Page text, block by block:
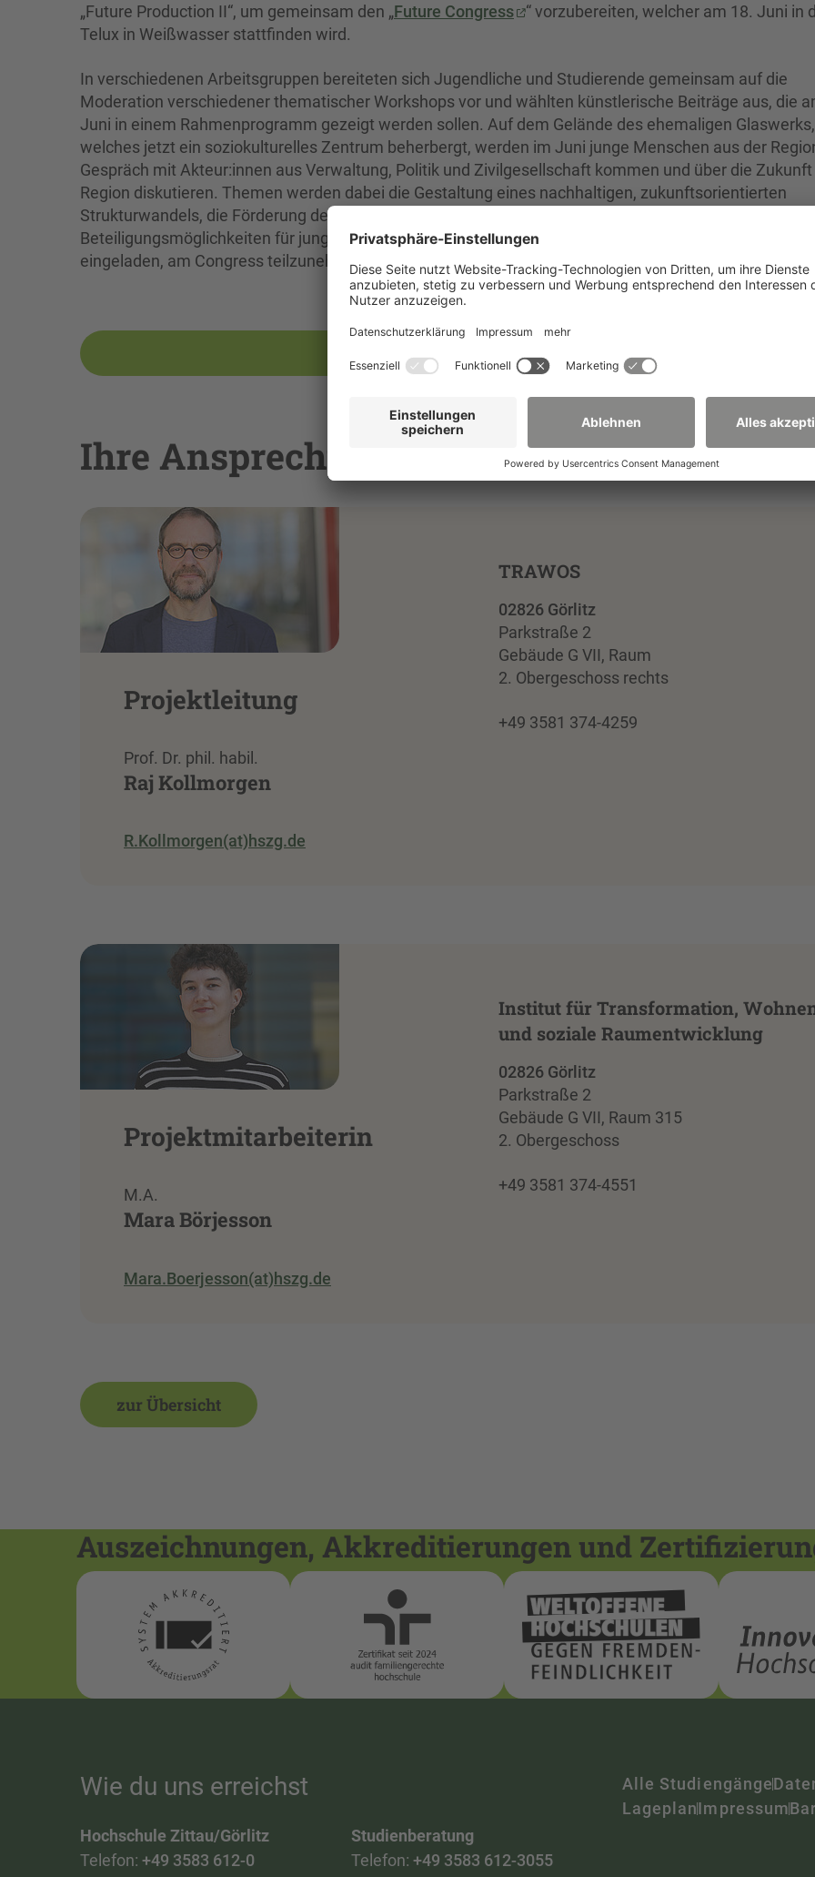
„Future Production II“, um gemeinsam den „Future Congress
“ vorzubereiten, welcher am 18. Juni in
Telux in Weißwasser stattfinden wird.
In verschiedenen Arbeitsgruppen bereiteten sich Jugendliche und Studierende gemeinsam auf die
Moderation verschiedener thematischer Workshops vor und wählten künstlerische Beiträge aus, die
Juni in einem Rahmenprogramm gezeigt werden sollen. Auf dem Gelände des ehemaligen Glaswerks,
welches jetzt ein soziokulturelles Zentrum beherbergt, werden im Juni junge Menschen aus der
Gespräch mit Akteur:innen aus Verwaltung, Politik und Zivilgesellschaft kommen und über die
Region diskutieren. Themen werden dabei die Gestaltung eines nachhaltigen, zukunftsorientierten
Strukturwandels, die Förderung des gesellschaftlichen Zusammenhalts und das Erörtern von
Beteiligungsmöglichkeiten für junge Menschen sein. Interessierte Jugendliche der Region sind
eingeladen, am Congress teilzunehmen und mitzudiskutieren.
Zur Projektseite
Ihre Ansprechpersonen
Projektleitung
Prof. Dr. phil. habil.
Raj Kollmorgen
R.Kollmorgen(at)hszg.de
TRAWOS
02826 Görlitz
Parkstraße 2
Gebäude G VII, Raum
2. Obergeschoss rechts
+49 3581 374-4259
Projektmitarbeiterin
M.A.
Mara Börjesson
Mara.Boerjesson(at)hszg.de
Institut für Transformation,
und soziale Raumentwicklung
02826 Görlitz
Parkstraße 2
Gebäude G VII, Raum 315
2. Obergeschoss
+49 3581 374-4551
zur Übersicht
Auszeichnungen, Akkreditierungen und
Wie du uns erreichst
Hochschule Zittau/Görlitz
Telefon: +49 3583 612-0
Studienberatung
Telefon: +49 3583 612-3055
Alle Studiengänge
LageplanImpressum